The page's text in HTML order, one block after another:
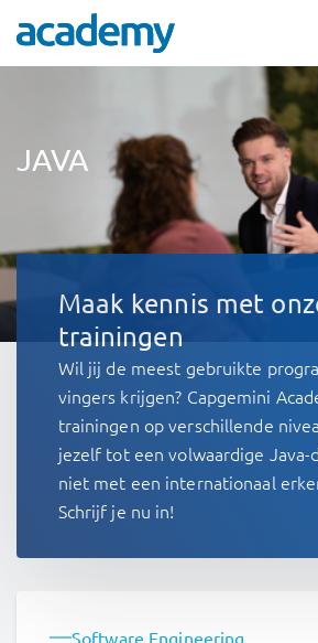
JAVA
Maak kennis met
trainingen
Wil jij de meest gebruikte
vingers krijgen? Capgemini
trainingen op verschillende
jezelf tot een volwaardige Java-
niet met een internationaal
Schrijf je nu in!
Software Engineering